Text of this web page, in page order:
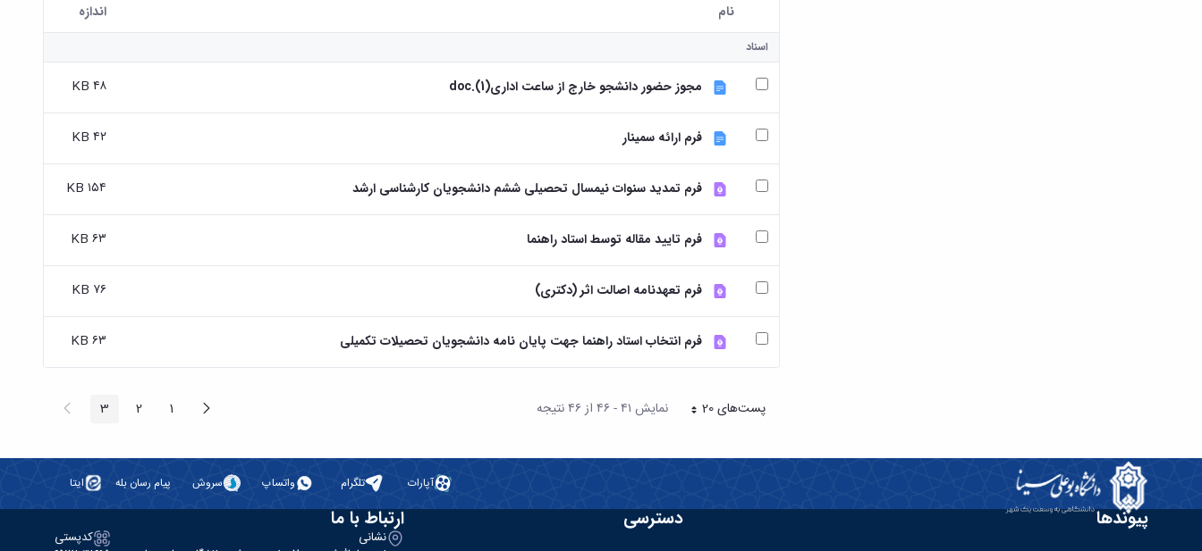
کاربر انتخاب شده
نام اندازه
اسناد
مجوز حضور دانشجو خارج از ساعت اداری(1).doc ۴۸ KB
فرم ارائه سمینار ۴۲ KB
فرم تمدید سنوات نیمسال تحصیلی ششم دانشجویان کارشناسی ارشد ۱۵۴ KB
فرم تایید مقاله توسط استاد راهنما ۶۳ KB
فرم تعهدنامه اصالت اثر (دکتری) ۷۶ KB
فرم انتخاب استاد راهنما جهت پایان نامه دانشجویان تحصیلات تکمیلی ۶۳ KB
پست‌‌های 20هر صفحه نمایش ۴۱ - ۴۶ از ۴۶ نتیجه پیغام
قبلی صفحه1 صفحه2 صفحه3 صفحه
آپارات تلگرام واتساپ سروش پیام رسان بله ایتا
پیوندها دسترسی ارتباط با ما
نشانی کدپستی